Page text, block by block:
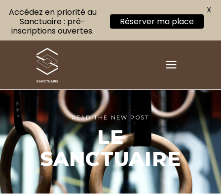
READ THE NEW POST
LE
SANCTUAIRE
Accédez en priorité au
Sanctuaire : pré-
inscriptions ouvertes.
Réserver ma place
X